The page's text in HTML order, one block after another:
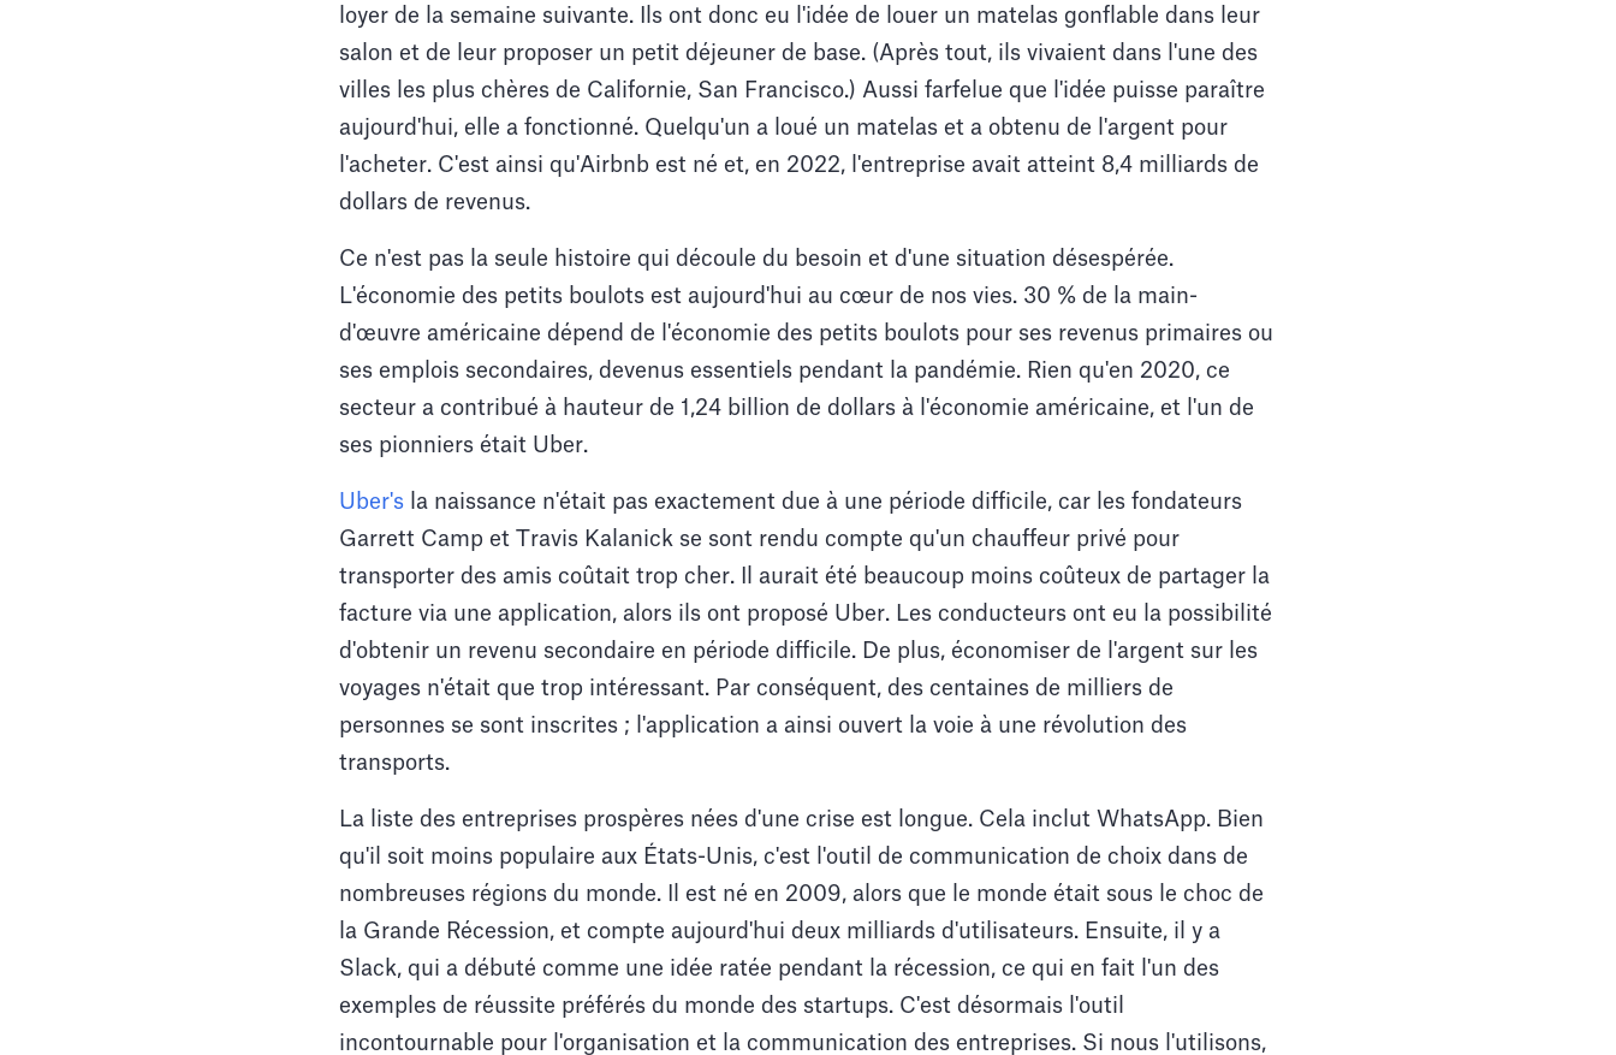
loyer de la semaine suivante. Ils ont donc eu l'idée de louer un matelas gonflable dans leur
salon et de leur proposer un petit déjeuner de base. (Après tout, ils vivaient dans l'une des
villes les plus chères de Californie, San Francisco.) Aussi farfelue que l'idée puisse paraître
aujourd'hui, elle a fonctionné. Quelqu'un a loué un matelas et a obtenu de l'argent pour
l'acheter. C'est ainsi qu'Airbnb est né et, en 2022, l'entreprise avait atteint 8,4 milliards de
dollars de revenus.
Ce n'est pas la seule histoire qui découle du besoin et d'une situation désespérée.
L'économie des petits boulots est aujourd'hui au cœur de nos vies. 30 % de la main-
d'œuvre américaine dépend de l'économie des petits boulots pour ses revenus primaires ou
ses emplois secondaires, devenus essentiels pendant la pandémie. Rien qu'en 2020, ce
secteur a contribué à hauteur de 1,24 billion de dollars à l'économie américaine, et l'un de
ses pionniers était Uber.
Uber's la naissance n'était pas exactement due à une période difficile, car les fondateurs
Garrett Camp et Travis Kalanick se sont rendu compte qu'un chauffeur privé pour
transporter des amis coûtait trop cher. Il aurait été beaucoup moins coûteux de partager la
facture via une application, alors ils ont proposé Uber. Les conducteurs ont eu la possibilité
d'obtenir un revenu secondaire en période difficile. De plus, économiser de l'argent sur les
voyages n'était que trop intéressant. Par conséquent, des centaines de milliers de
personnes se sont inscrites ; l'application a ainsi ouvert la voie à une révolution des
transports.
La liste des entreprises prospères nées d'une crise est longue. Cela inclut WhatsApp. Bien
qu'il soit moins populaire aux États-Unis, c'est l'outil de communication de choix dans de
nombreuses régions du monde. Il est né en 2009, alors que le monde était sous le choc de
la Grande Récession, et compte aujourd'hui deux milliards d'utilisateurs. Ensuite, il y a
Slack, qui a débuté comme une idée ratée pendant la récession, ce qui en fait l'un des
exemples de réussite préférés du monde des startups. C'est désormais l'outil
incontournable pour l'organisation et la communication des entreprises. Si nous l'utilisons,